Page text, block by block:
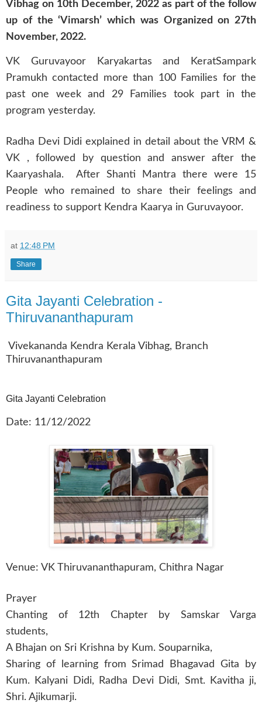
Vibhag on 10th December, 2022 as part of the follow
up of the ‘Vimarsh’ which was Organized on 27th
November, 2022.
VK Guruvayoor Karyakartas and KeratSampark
Pramukh contacted more than 100 Families for the
past one week and 29 Families took part in the
program yesterday.
Radha Devi Didi explained in detail about the VRM &
VK , followed by question and answer after the
Kaaryashala. After Shanti Mantra there were 15
People who remained to share their feelings and
readiness to support Kendra Kaarya in Guruvayoor.
at 12:48 PM
Share
Gita Jayanti Celebration -
Thiruvananthapuram
Vivekananda Kendra Kerala Vibhag, Branch
Thiruvananthapuram
Gita Jayanti Celebration
Date: 11/12/2022
Venue: VK Thiruvananthapuram, Chithra Nagar
Prayer
Chanting of 12th Chapter by Samskar Varga
students,
A Bhajan on Sri Krishna by Kum. Souparnika,
Sharing of learning from Srimad Bhagavad Gita by
Kum. Kalyani Didi, Radha Devi Didi, Smt. Kavitha ji,
Shri. Ajikumarji.